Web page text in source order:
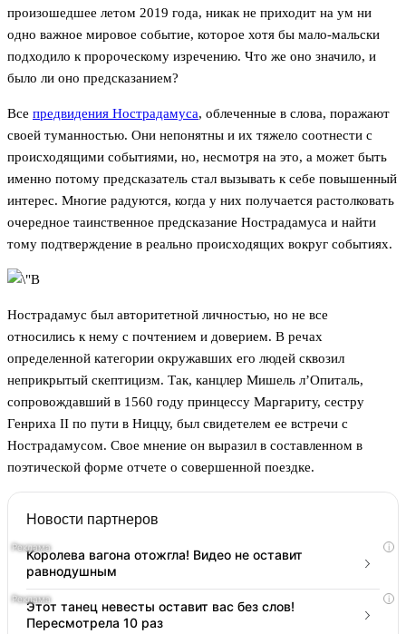
произошедшее летом 2019 года, никак не приходит на ум ни
одно важное мировое событие, которое хотя бы мало-мальски
подходило к пророческому изречению. Что же оно значило, и
было ли оно предсказанием?
Все предвидения Нострадамуса, облеченные в слова, поражают
своей туманностью. Они непонятны и их тяжело соотнести с
происходящими событиями, но, несмотря на это, а может быть
именно потому предсказатель стал вызывать к себе повышенный
интерес. Многие радуются, когда у них получается растолковать
очередное таинственное предсказание Нострадамуса и найти
тому подтверждение в реально происходящих вокруг событиях.
Нострадамус был авторитетной личностью, но не все
относились к нему с почтением и доверием. В речах
определенной категории окружавших его людей сквозил
неприкрытый скептицизм. Так, канцлер Мишель л’Опиталь,
сопровождавший в 1560 году принцессу Маргариту, сестру
Генриха II по пути в Ниццу, был свидетелем ее встречи с
Нострадамусом. Свое мнение он выразил в составленном в
поэтической форме отчете о совершенной поездке.
Новости партнеров
i
Королева вагона отожгла! Видео не оставит
равнодушным
i
Этот танец невесты оставит вас без слов!
Пересмотрела 10 раз